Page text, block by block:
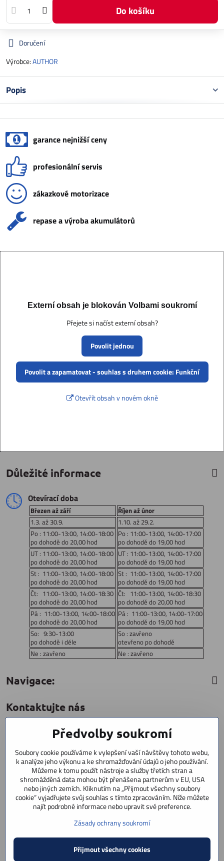
Do košíku
Doručení
Výrobce:AUTHOR
Popis
garance nejnižší ceny
profesionální servis
zákazkové motorizace
repase a výroba akumulátorů
Externí obsah je blokován Volbami soukromí
Přejete si načíst externí obsah?
Povolit jednou
Povolit a zapamatovat - souhlas s druhem cookie: Funkční
Otevřít obsah v novém okně
Důležité informace
Otevírací doba
Březen až září
Říjen až únor
1.3. až 30.9.
1.10. až 29.2.
Po : 11:00-13:00, 14:00-18:00
po dohodě do 20,00 hod
Po : 11:00-13:00, 14:00-17:00
po dohodě do 19,00 hod
UT : 11:00-13:00, 14:00-18:00
po dohodě do 20,00 hod
UT : 11:00-13:00, 14:00-17:00
po dohodě do 19,00 hod
St : 11:00-13:00, 14:00-18:00
po dohodě do 20,00 hod
St : 11:00-13:00, 14:00-17:00
po dohodě do 19,00 hod
Čt: 11:00-13:00, 14:00-18:30
po dohodě do 20,00 hod
Čt: 11:00-13:00, 14:00-18:30
po dohodě do 20,00 hod
Pá : 11:00-13:00, 14:00-18:00
po dohodě do 20,00 hod
Pá : 11:00-13:00, 14:00-17:00
po dohodě do 19,00 hod
So: 9:30-13:00
po dohodě i déle
So : zavřeno
otevřeno po dohodě
Ne : zavřeno
Ne : zavřeno
Navigace:
Kontaktujte nás
CYCLESTAR s​.r​.o​.
Praha 5 Radotín
153 00
+420 602 856 404
+420 723 603 807
servis
info​@cyclestar​.cz
Předvolby soukromí
Soubory cookie používáme k vylepšení vaší návštěvy tohoto webu,
k analýze jeho výkonu a ke shromažďování údajů o jeho používání.
Můžeme k tomu použít nástroje a služby třetích stran a
shromážděná data mohou být přenášena partnerům v EU, USA
nebo jiných zemích. Kliknutím na „Přijmout všechny soubory
cookie“ vyjadřujete svůj souhlas s tímto zpracováním. Níže můžete
najít podrobné informace nebo upravit své preference.
Zásady ochrany soukromí
Přijmout všechny cookies